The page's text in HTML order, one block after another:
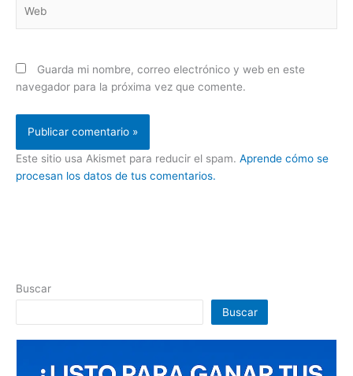
Guarda mi nombre, correo electrónico y web en este
navegador para la próxima vez que comente.
Este sitio usa Akismet para reducir el spam. Aprende cómo se
procesan los datos de tus comentarios.
Buscar
Buscar